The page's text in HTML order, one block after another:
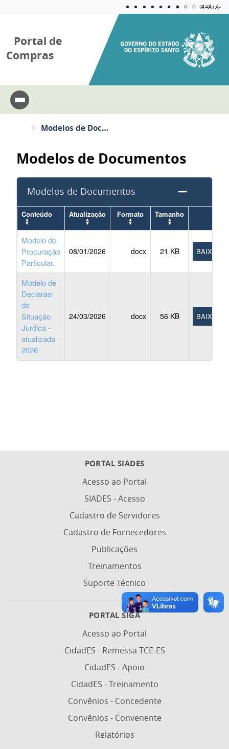
Aplicar
A=A+A-
Portal de
Compras
Modelos de Documentos
Modelos de Documentos
Modelos de Documentos
Conteúdo Atualização Formato Tamanho
Modelo de
Procuração
Particular.
08/01/2026 docx 21 KB BAIXAR
Modelo de
Declarao
de
Situação
Jurdica -
atualizada
2026
24/03/2026 docx 56 KB BAIXAR
PORTAL SIADES
Acesso ao Portal
SIADES - Acesso
Cadastro de Servidores
Cadastro de Fornecedores
Publicações
Treinamentos
Suporte Técnico
PORTAL SIGA
Acesso ao Portal
CidadES - Remessa TCE-ES
CidadES - Apoio
CidadES - Treinamento
Convênios - Concedente
Convênios - Convenente
Relatórios